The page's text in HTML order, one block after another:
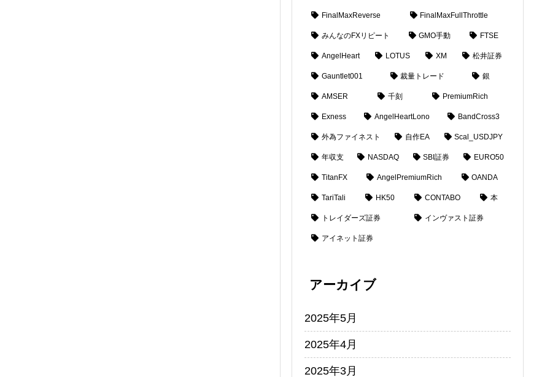
FinalMaxReverse FinalMaxFullThrottle
みんなのFXリピート GMO手動 FTSE
AngelHeart LOTUS XM 松井証券
Gauntlet001 裁量トレード 銀
AMSER 千刻 PremiumRich
Exness AngelHeartLono BandCross3
外為ファイネスト 自作EA Scal_USDJPY
年収支 NASDAQ SBI証券 EURO50
TitanFX AngelPremiumRich OANDA
TariTali HK50 CONTABO 本
トレイダーズ証券 インヴァスト証券
アイネット証券
アーカイブ
2025年5月
2025年4月
2025年3月